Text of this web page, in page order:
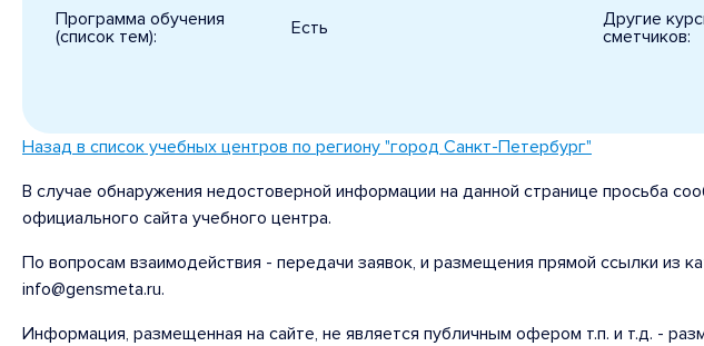
Программа обучения
(список тем):
Есть
Другие
сметчиков:
Назад в список учебных центров по региону "город Санкт-Петербург"
В случае обнаружения недостоверной информации на данной странице просьба
официального сайта учебного центра.
По вопросам взаимодействия - передачи заявок, и размещения прямой ссылки из
info@gensmeta.ru.
Информация, размещенная на сайте, не является публичным офером т.п. и т.д. -